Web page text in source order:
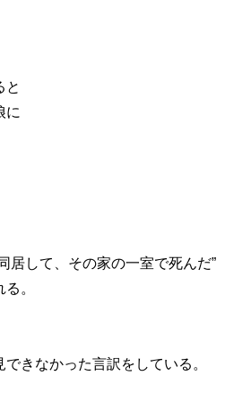
と
に
居して、その家の一室で死んだ”
。
きなかった言訳をしている。